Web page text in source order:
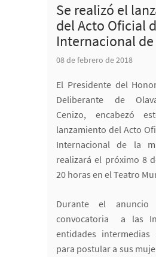
Se realizó el
del Acto Oficial
Internacional
08 de febrero de 2018
El Presidente del
Deliberante de
Cenizo, encabezó
lanzamiento del Acto
Internacional de la
realizará el próximo 8
20 horas en el Teatro
Durante el
convocatoria a las
entidades
para postular a sus